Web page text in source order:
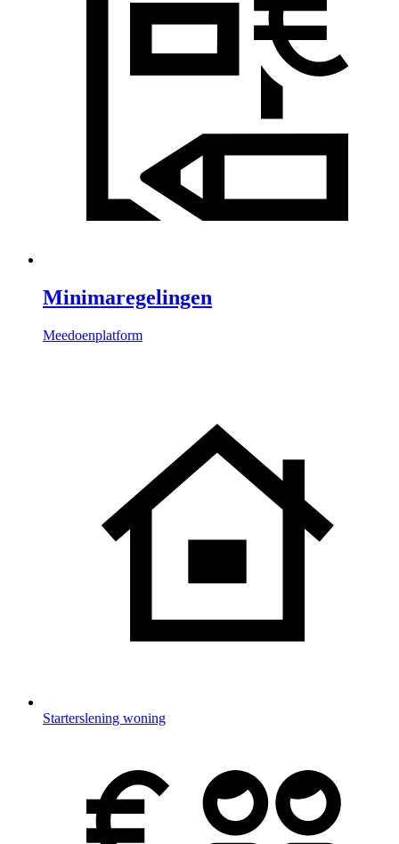
Minimaregelingen
Meedoenplatform
Starterslening woning